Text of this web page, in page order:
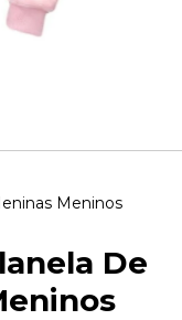
Meninos
De